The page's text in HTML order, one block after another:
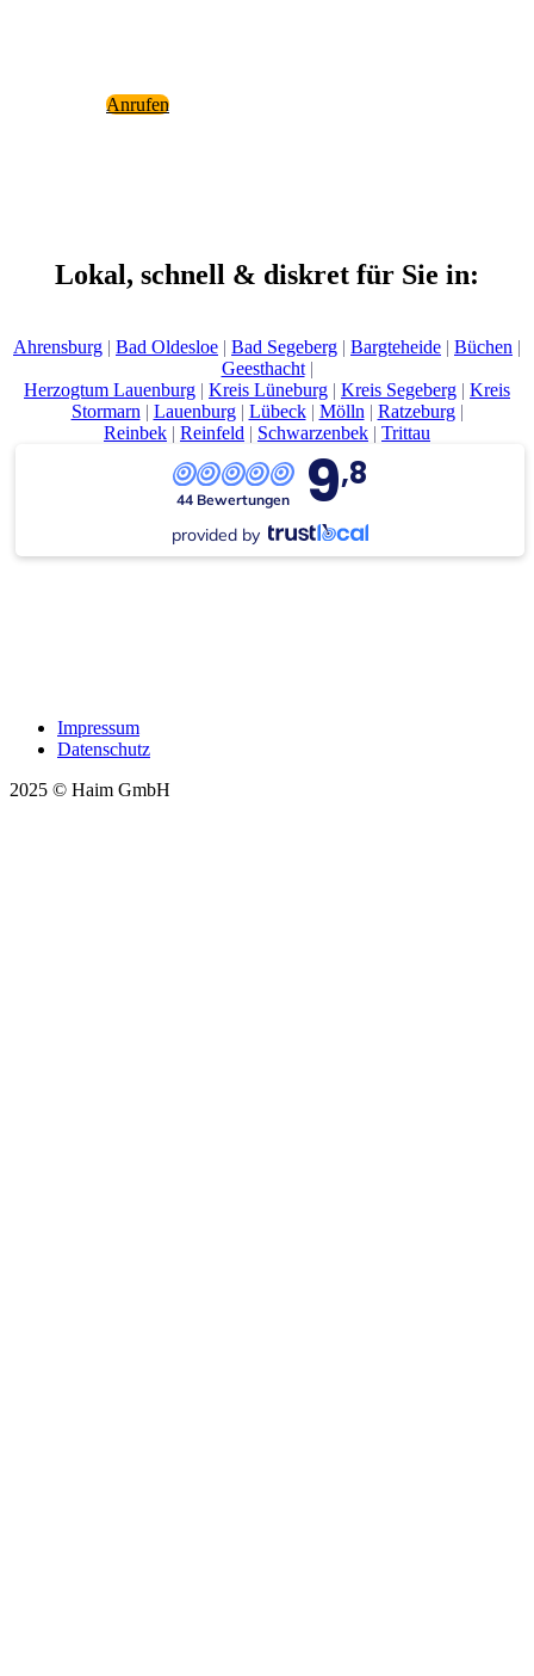
Anru­fen
Lokal, schnell & dis­kret für Sie in:
Ahrens­burg | Bad Oldes­loe | Bad Sege­berg | Barg­te­he­i­de | Büchen |
Geest­hacht|
Her­zog­tum Lau­en­burg | Kreis Lüne­burg | Kreis Sege­berg | Kreis
Stor­marn | Lau­en­burg| Lübeck| Mölln | Rat­ze­burg|
Rein­bek | Rein­feld | Schwar­zen­bek | Tritt­au
44 Bewertungen 9,8
provided by
Impres­sum
Daten­schutz
2025 © Haim GmbH